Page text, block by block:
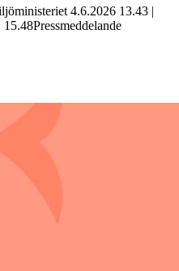
4.6.2026 13.43 |